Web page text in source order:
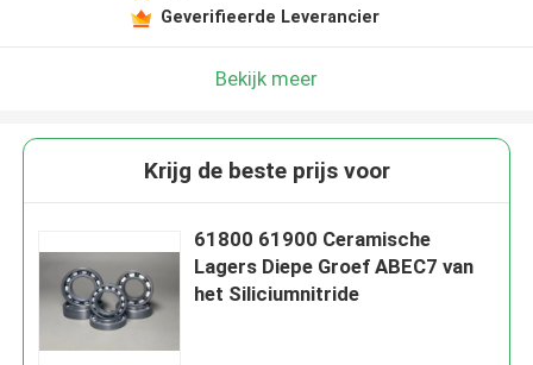
Geverifieerde Leverancier
Bekijk meer
Krijg de beste prijs voor
61800 61900 Ceramische
Lagers Diepe Groef ABEC7 van
het Siliciumnitride